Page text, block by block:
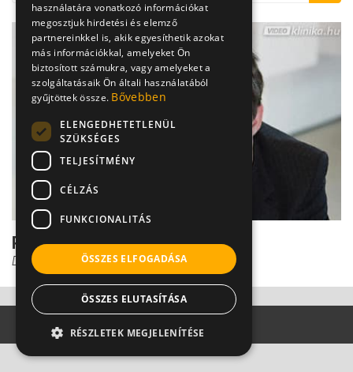
Pánikbetegség
Dr. Ormay István
használatára vonatkozó információkat
megosztjuk hirdetési és elemző
partnereinkkel is, akik egyesíthetik azokat
más információkkal, amelyeket Ön
biztosított számukra, vagy amelyeket a
szolgáltatásaik Ön általi használatából
gyűjtöttek össze. Bővebben
ELENGEDHETETLENÜL
SZÜKSÉGES
TELJESÍTMÉNY
CÉLZÁS
FUNKCIONALITÁS
ÖSSZES ELFOGADÁSA
ÖSSZES ELUTASÍTÁSA
RÉSZLETEK MEGJELENÍTÉSE